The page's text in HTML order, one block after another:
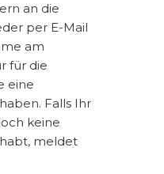
an die
per E-Mail
am
für die
eine
Falls Ihr
keine
meldet